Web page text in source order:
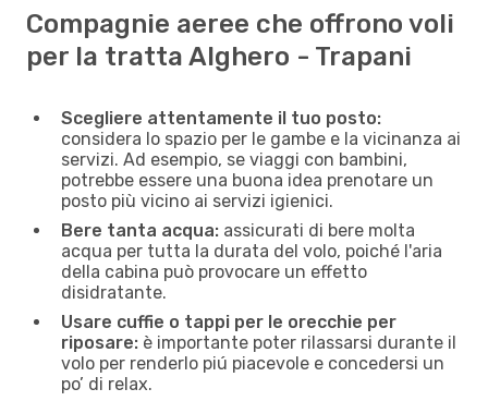
Compagnie aeree che offrono voli
per la tratta Alghero - Trapani
Scegliere attentamente il tuo posto:
considera lo spazio per le gambe e la vicinanza ai
servizi. Ad esempio, se viaggi con bambini,
potrebbe essere una buona idea prenotare un
posto più vicino ai servizi igienici.
Bere tanta acqua: assicurati di bere molta
acqua per tutta la durata del volo, poiché l'aria
della cabina può provocare un effetto
disidratante.
Usare cuffie o tappi per le orecchie per
riposare: è importante poter rilassarsi durante il
volo per renderlo piú piacevole e concedersi un
po’ di relax.